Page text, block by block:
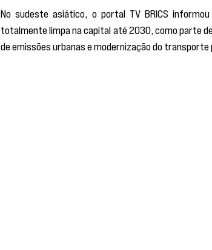
No sudeste asiático, o portal TV BRICS
totalmente limpa na capital até 2030, como parte
de emissões urbanas e modernização do transporte